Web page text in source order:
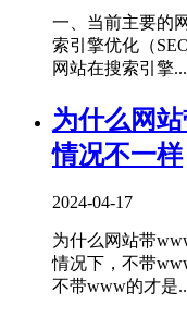
一、当前主要的
索引擎优化（
网站在搜索引擎
为什么网
情况不一样
2024-04-17
为什么网站带
情况下，不带
不带www的才是